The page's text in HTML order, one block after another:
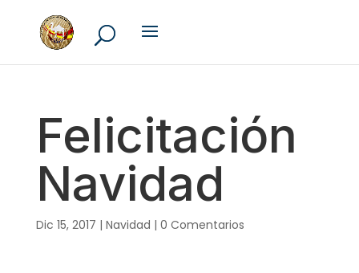
Felicitación
Navidad
Dic 15, 2017 | Navidad | 0 Comentarios